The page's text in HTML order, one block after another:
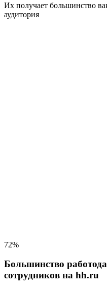
Их получает большинство
аудитория
72%
Большинство
сотрудников на hh.ru